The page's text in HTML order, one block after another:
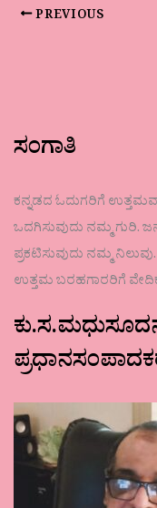
PREVIOUS
ಸಂಗಾತಿ
ಕನ್ನಡದ ಓದುಗರಿಗೆ
ಒದಗಿಸುವುದು ನಮ್ಮ ಗುರಿ.
ಪ್ರಕಟಿಸುವುದು ನಮ್ಮ
ಉತ್ತಮ ಬರಹಗಾರರಿಗೆ